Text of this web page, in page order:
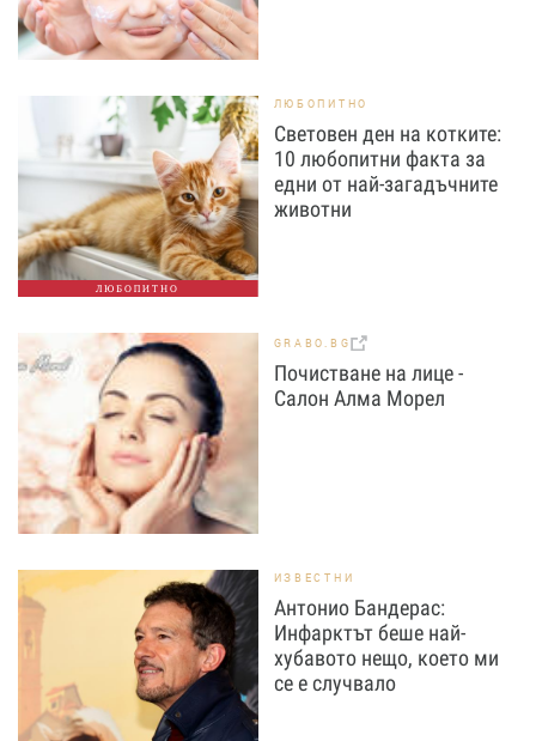
ЛЮБОПИТНО
ЛЮБОПИТНО
Световен ден на котките:
10 любопитни факта за
едни от най-загадъчните
животни
GRABO.BG
Почистване на лице -
Салон Алма Морел
ИЗВЕСТНИ
Антонио Бандерас:
Инфарктът беше най-
хубавото нещо, което ми
се е случвало